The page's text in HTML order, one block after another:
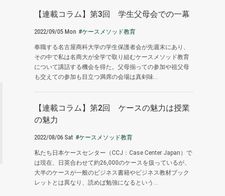
【連載コラム】第3回 学生父母会での一幕
2022/09/05 Mon #ケースメソッド教育
奉職する名古屋商科大学の学生保護者会が先週末にあり、
その中で私は名商大が全学で取り組むケースメソッド教育
について講話する機会を得た。父母揃っての参加や祖父母
も交えての参加も目立つ満席の会場は真剣味...
【連載コラム】第2回 ケースの魅力は授業
の魅力
2022/08/06 Sat #ケースメソッド教育
私たち日本ケースセンター（CCJ：Case Center Japan）で
は現在、日英合わせて約26,000のケースを扱っているが、
大半のケースが一般のビジネス書籍やビジネス教材ブック
レットとは異なり、読めば勉強になるという...